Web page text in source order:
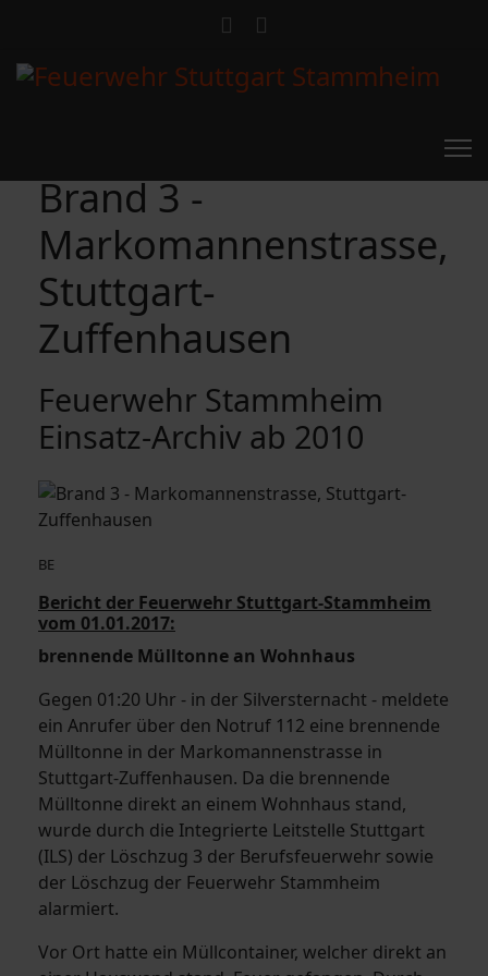
Feuerwehr Stammheim
Einsatz-Archiv ab 2010
Brand 3 -
Markomannenstrasse,
Stuttgart-
Zuffenhausen
BE
Bericht der Feuerwehr Stuttgart-Stammheim
vom 01.01.2017:
brennende Mülltonne an Wohnhaus
Gegen 01:20 Uhr - in der Silversternacht - meldete
ein Anrufer über den Notruf 112 eine brennende
Mülltonne in der Markomannenstrasse in
Stuttgart-Zuffenhausen. Da die brennende
Mülltonne direkt an einem Wohnhaus stand,
wurde durch die Integrierte Leitstelle Stuttgart
(ILS) der Löschzug 3 der Berufsfeuerwehr sowie
der Löschzug der Feuerwehr Stammheim
alarmiert.
Vor Ort hatte ein Müllcontainer, welcher direkt an